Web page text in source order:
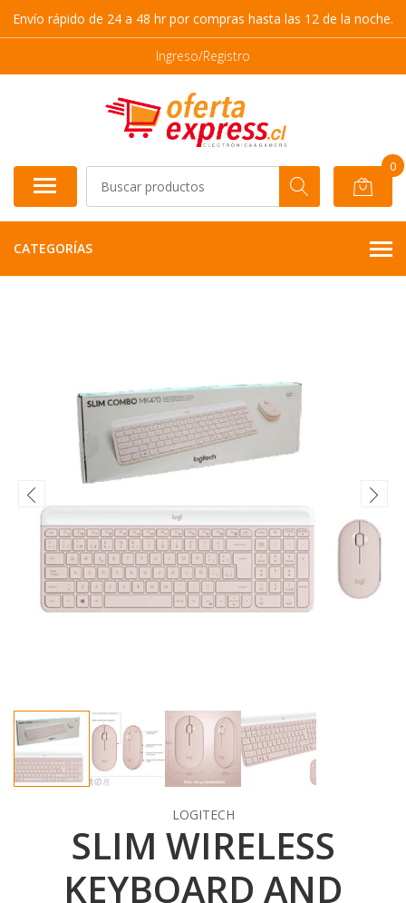
Envío rápido de 24 a 48 hr por compras hasta las 12 de la noche.
Ingreso/Registro
0
CATEGORÍAS
LOGITECH
SLIM WIRELESS
KEYBOARD AND